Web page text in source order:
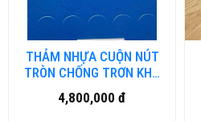
THẢM NHỰA CUỘN NÚT
TRÒN CHỐNG TRƠN KHỔ
2MX25M NH.DN-HN
4,800,000 đ